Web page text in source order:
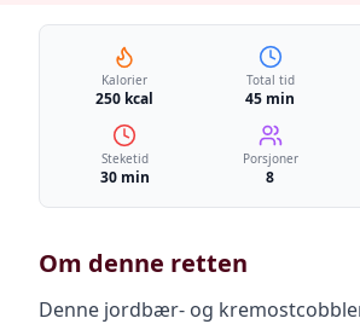
Kalorier
250 kcal
Total tid
45 min
Steketid
30 min
Porsjoner
8
Om denne retten
Denne jordbær- og